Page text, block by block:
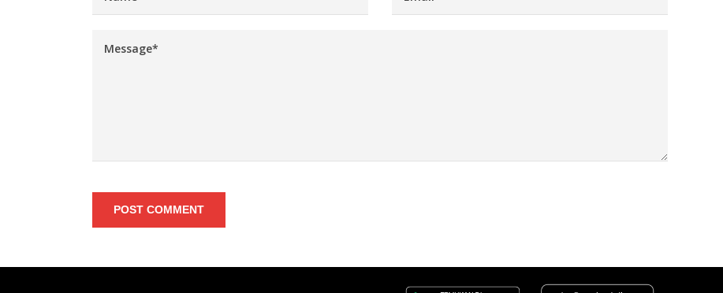
POST COMMENT